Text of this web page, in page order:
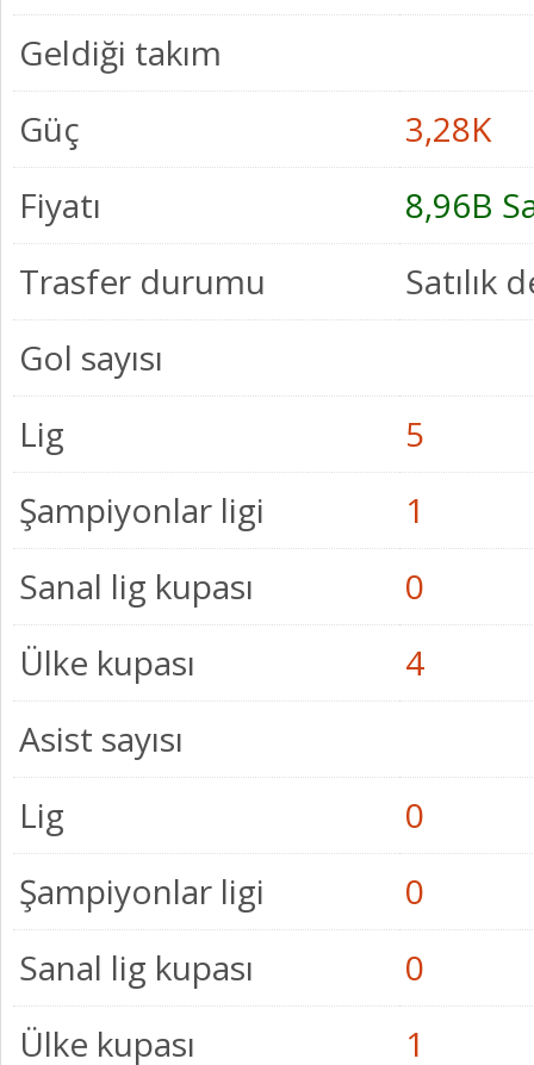
Geldiği takım
Güç
3,28K
Fiyatı
8,96B
Trasfer durumu
Satılık
Gol sayısı
Lig
5
Şampiyonlar ligi
1
Sanal lig kupası
0
Ülke kupası
4
Asist sayısı
Lig
0
Şampiyonlar ligi
0
Sanal lig kupası
0
Ülke kupası
1